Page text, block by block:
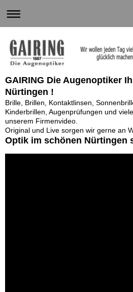
GAIRING Die Augenoptiker
Nürtingen !
Brille, Brillen, Kontaktlinsen,
Kinderbrillen, Augenprüfungen und
unserem Firmenvideo.
Original und Live sorgen wir gerne an
Optik im schönen Nürtingen